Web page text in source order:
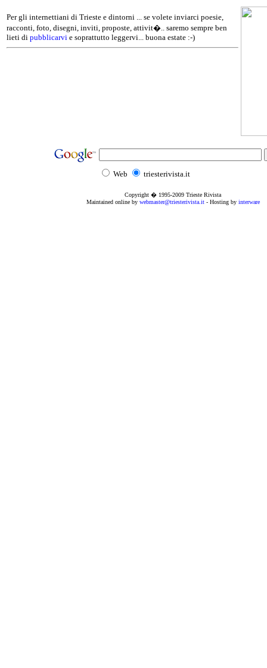
Per gli internettiani di Trieste e dintorni ... se volete inviarci poesie,
racconti, foto, disegni, inviti, proposte, attivit�.. saremo sempre ben
lieti di pubblicarvi e soprattutto leggervi... buona estate :-)
Web triesterivista.it
Copyright � 1995-2009 Trieste Rivista
Maintained online by webmaster@triesterivista.it- Hosting by interware